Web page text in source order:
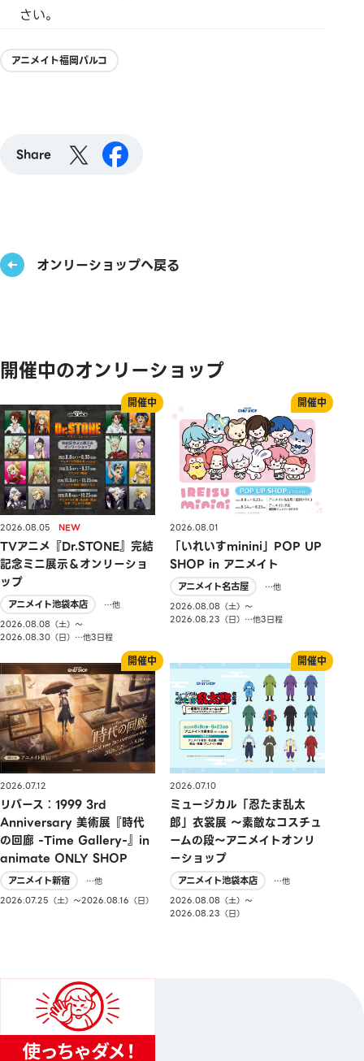
さい。
アニメイト福岡パルコ
Share
オンリーショップへ戻る
開催中のオンリーショップ
2026.08.05
TVアニメ『Dr.STONE』完結
記念ミニ展示＆オンリーショ
ップ
アニメイト池袋本店
…他
2026.08.08（土）〜
2026.08.30（日）…他3日程
2026.08.01
「いれいすminini」POP UP
SHOP in アニメイト
アニメイト名古屋
…他
2026.08.08（土）〜
2026.08.23（日）…他3日程
2026.07.12
リバース：1999 3rd
Anniversary 美術展『時代
の回廊 -Time Gallery-』in
animate ONLY SHOP
アニメイト新宿
…他
2026.07.25（土）〜2026.08.16（日）
2026.07.10
ミュージカル「忍たま乱太
郎」衣裳展 ～素敵なコスチュ
ームの段～アニメイトオンリ
ーショップ
アニメイト池袋本店
…他
2026.08.08（土）〜
2026.08.23（日）